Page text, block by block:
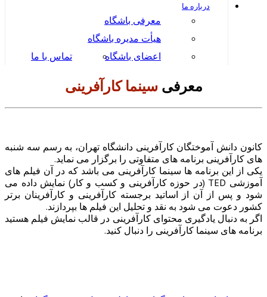
درباره ما
معرفی باشگاه
هیأت مدیره باشگاه
اعضای باشگاه
تماس با ما
معرفیسینما کارآفرینی
کانون دانش آموختگان کارآفرینی دانشگاه تهران، به رسم سه شنبه
های کارآفرینی برنامه های متفاوتی را برگزار می نماید.
یکی از این برنامه ها سینما کارآفرینی می باشد که در آن فیلم های
آموزشی TED (در حوزه کارآفرینی و کسب و کار) نمایش داده می
شود و پس از آن از اساتید برجسته کارآفرینی و کارآفرینان برتر
کشور دعوت می شود به نقد و تحلیل این فیلم ها بپردازند.
اگر به دنبال یادگیری محتوای کارآفرینی در قالب نمایش فیلم هستید
برنامه های سینما کارآفرینی را دنبال کنید.